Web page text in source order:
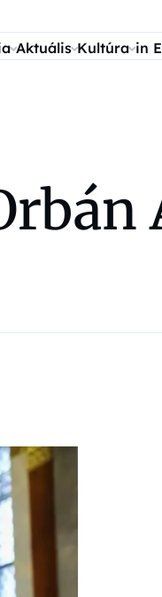
Aktuális Kultúra in